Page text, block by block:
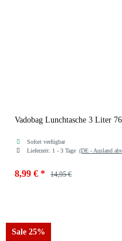
Vadobag Lunchtasche 3 Liter
Sofort verfügbar
Lieferzeit: 1 - 3 Tage (DE - Ausland
8,99 € * 14,95 €
Sale 25%